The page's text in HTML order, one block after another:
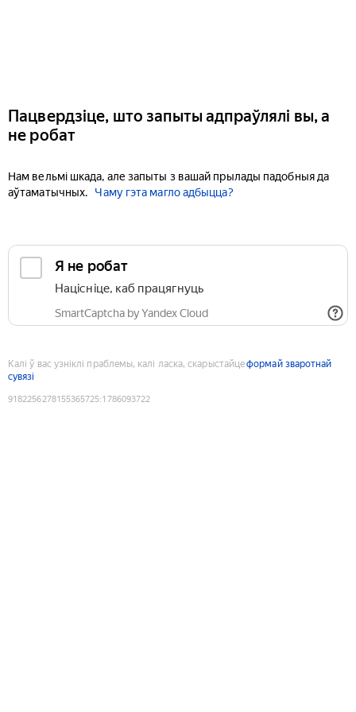
Пацвердзіце, што запыты адпраўлялі вы, а
не робат
Нам вельмі шкада, але запыты з вашай прылады падобныя да
аўтаматычных.
Чаму гэта магло адбыцца?
Я не робат
Націсніце, каб працягнуць
SmartCaptcha by Yandex Cloud
Калі ў вас узніклі праблемы, калі ласка, скарыстайцеформай зваротнай
сувязі
9182256278155365725:1786093722